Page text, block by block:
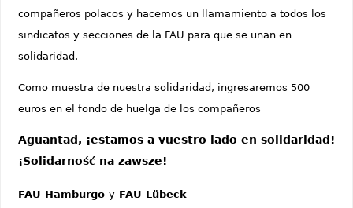
compañeros polacos y hacemos un llamamiento a todos los
sindicatos y secciones de la FAU para que se unan en
solidaridad.
Como muestra de nuestra solidaridad, ingresaremos 500
euros en el fondo de huelga de los compañeros
Aguantad, ¡estamos a vuestro lado en solidaridad!
¡Solidarność na zawsze!
FAU Hamburgo yFAU Lübeck